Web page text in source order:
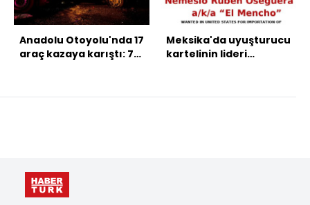
Anadolu Otoyolu'nda 17
araç kazaya karıştı: 7
Meksika'da uyuşturucu
kartelinin lideri